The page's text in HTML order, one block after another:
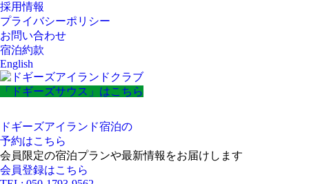
採用情報
プライバシーポリシー
お問い合わせ
宿泊約款
English
「ドギーズサウス」はこちら
ドギーズアイランド宿泊の
予約はこちら
会員限定の宿泊プランや最新情報をお届けします
会員登録はこちら